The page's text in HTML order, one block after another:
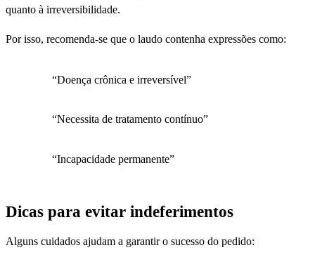
quanto à irreversibilidade.
Por isso, recomenda-se que o laudo contenha expressões como:
“Doença crônica e irreversível”
“Necessita de tratamento contínuo”
“Incapacidade permanente”
Dicas para evitar indeferimentos
Alguns cuidados ajudam a garantir o sucesso do pedido: